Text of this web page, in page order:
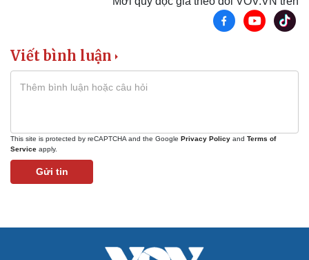
Du lịch
Tư vấn
Kể chuyện cho bé
Viết bình luận
This site is protected by reCAPTCHA and the Google Privacy Policy and Terms of
Service apply.
Gửi tin